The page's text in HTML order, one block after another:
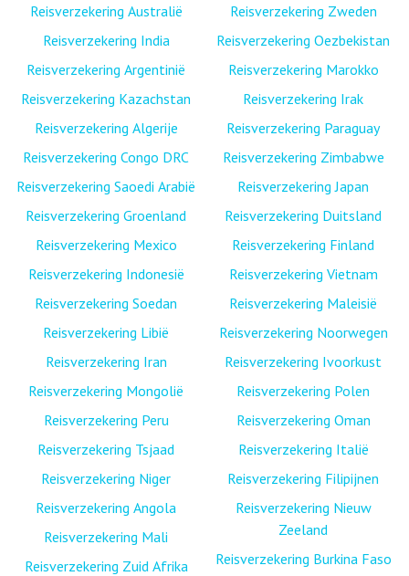
Reisverzekering Australië
Reisverzekering India
Reisverzekering Argentinië
Reisverzekering Kazachstan
Reisverzekering Algerije
Reisverzekering Congo DRC
Reisverzekering Saoedi Arabië
Reisverzekering Groenland
Reisverzekering Mexico
Reisverzekering Indonesië
Reisverzekering Soedan
Reisverzekering Libië
Reisverzekering Iran
Reisverzekering Mongolië
Reisverzekering Peru
Reisverzekering Tsjaad
Reisverzekering Niger
Reisverzekering Angola
Reisverzekering Mali
Reisverzekering Zuid Afrika
Reisverzekering Zweden
Reisverzekering Oezbekistan
Reisverzekering Marokko
Reisverzekering Irak
Reisverzekering Paraguay
Reisverzekering Zimbabwe
Reisverzekering Japan
Reisverzekering Duitsland
Reisverzekering Finland
Reisverzekering Vietnam
Reisverzekering Maleisië
Reisverzekering Noorwegen
Reisverzekering Ivoorkust
Reisverzekering Polen
Reisverzekering Oman
Reisverzekering Italië
Reisverzekering Filipijnen
Reisverzekering Nieuw
Zeeland
Reisverzekering Burkina Faso